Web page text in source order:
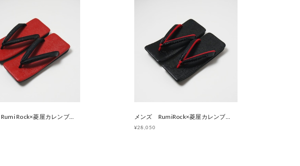
メンズ Rumi Rock×菱屋カレンブロッソ 赤角草履 [ F101 F102] メンズ RumiRock×菱屋カレンブロッソ 黒角草履 [ F104 F105]
¥28,050